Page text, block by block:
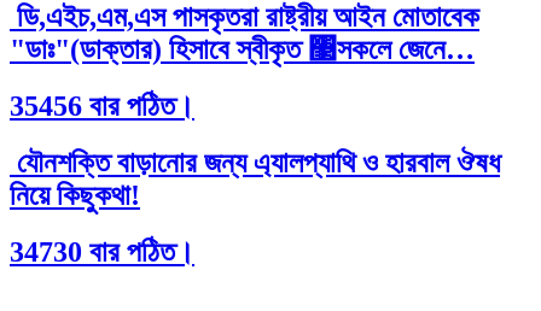
ডি,এইচ,এম,এস পাসকৃতরা রাষ্ট্রীয় আইন মোতাবেক
"ডাঃ"(ডাক্তার) হিসাবে স্বীকৃত ঳সকলে জেনে…
35456 বার পঠিত।
যৌনশক্তি বাড়ানোর জন্য এ্যালপ্যাথি ও হারবাল ঔষধ
নিয়ে কিছুকথা!
34730 বার পঠিত।